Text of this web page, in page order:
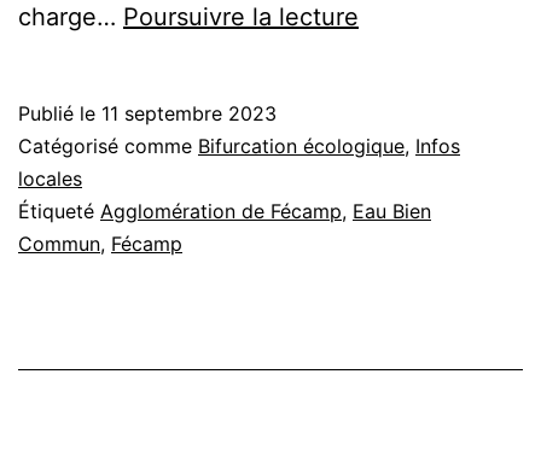
charge… Poursuivre la lecture
Fécamp
il
Publié le 11 septembre 2023
Catégorisé comme Bifurcation écologique, Infos
locales
Étiqueté Agglomération de Fécamp, Eau Bien
Commun, Fécamp